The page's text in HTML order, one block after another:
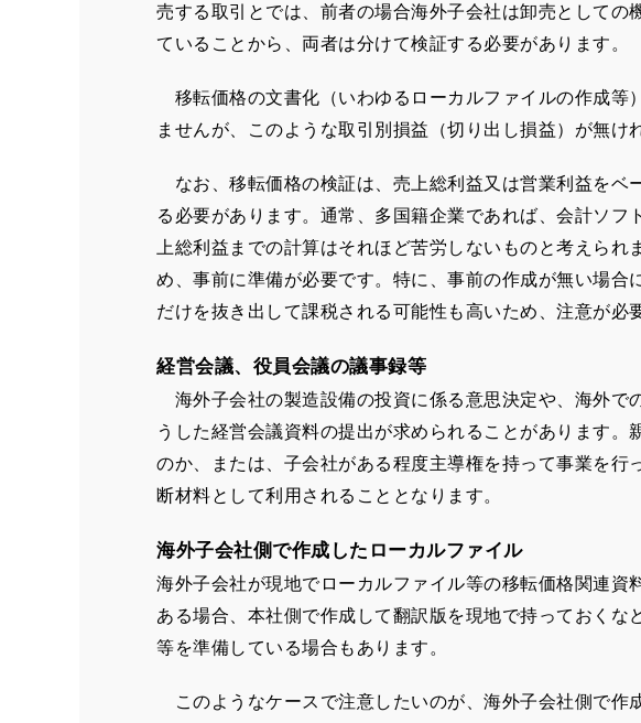
売する取引とでは、前者の場合海外子会社は卸売として
ていることから、両者は分けて検証する必要があります。
移転価格の文書化（いわゆるローカルファイルの作成等
ませんが、このような取引別損益（切り出し損益）が無け
なお、移転価格の検証は、売上総利益又は営業利益をベ
る必要があります。通常、多国籍企業であれば、会計ソ
上総利益までの計算はそれほど苦労しないものと考えら
め、事前に準備が必要です。特に、事前の作成が無い場合
だけを抜き出して課税される可能性も高いため、注意が必
経営会議、役員会議の議事録等
海外子会社の製造設備の投資に係る意思決定や、海外で
うした経営会議資料の提出が求められることがあります
のか、または、子会社がある程度主導権を持って事業を
断材料として利用されることとなります。
海外子会社側で作成したローカルファイル
海外子会社が現地でローカルファイル等の移転価格関連
ある場合、本社側で作成して翻訳版を現地で持っておく
等を準備している場合もあります。
このようなケースで注意したいのが、海外子会社側で作